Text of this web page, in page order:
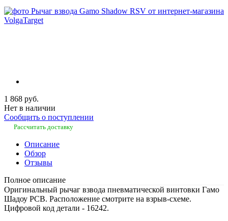
1 868 руб.
Нет в наличии
Сообщить о поступлении
Рассчитать доставку
Описание
Обзор
Отзывы
Полное описание
Оригинальный рычаг взвода пневматической винтовки Гамо
Шадоу РСВ. Расположение смотрите на взрыв-схеме.
Цифровой код детали - 16242.